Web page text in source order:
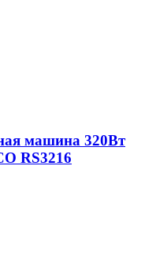
машина 320Вт
RS3216